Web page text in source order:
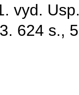
vyd.
624 s.,